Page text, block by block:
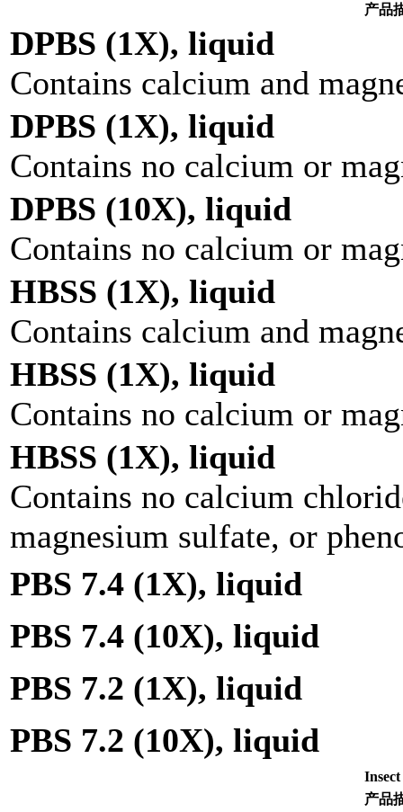
产品
DPBS (1X), liquid
Contains calcium and
DPBS (1X), liquid
Contains no calcium or
DPBS (10X), liquid
Contains no calcium or
HBSS (1X), liquid
Contains calcium and
HBSS (1X), liquid
Contains no calcium or
HBSS (1X), liquid
Contains no calcium
magnesium sulfate, or
PBS 7.4 (1X), liquid
PBS 7.4 (10X), liquid
PBS 7.2 (1X), liquid
PBS 7.2 (10X), liquid
产品